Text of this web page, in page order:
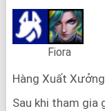
Fiora
Hàng Xuất Xưởng
Sau khi tham gia